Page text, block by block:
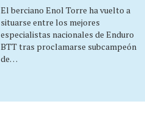
El berciano Enol Torre ha vuelto a
situarse entre los mejores
especialistas nacionales de Enduro
BTT tras proclamarse subcampeón
de…